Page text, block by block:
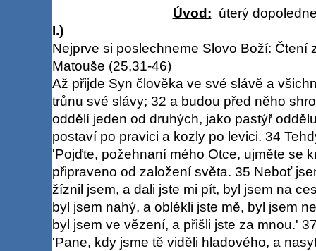
Úvod: úterý
I.)
Nejprve si poslechneme Slovo Boží: Čtení
Matouše (25,31-46)
Až přijde Syn člověka ve své slávě a
trůnu své slávy; 32 a budou před něho
oddělí jeden od druhých, jako pastýř
postaví po pravici a kozly po levici. 34
'Pojďte, požehnaní mého Otce, ujměte se
připraveno od založení světa. 35 Neboť
žíznil jsem, a dali jste mi pít, byl jsem na
byl jsem nahý, a oblékli jste mě, byl jsem
byl jsem ve vězení, a přišli jste za mnou.'
'Pane, kdy jsme tě viděli hladového, a